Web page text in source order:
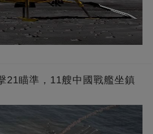
21瞄準，11艘中國戰艦坐鎮